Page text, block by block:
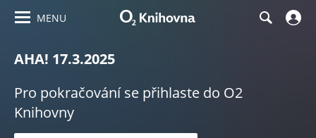
MENU
AHA! 17.3.2025
Pro pokračování se přihlaste do O2
Knihovny